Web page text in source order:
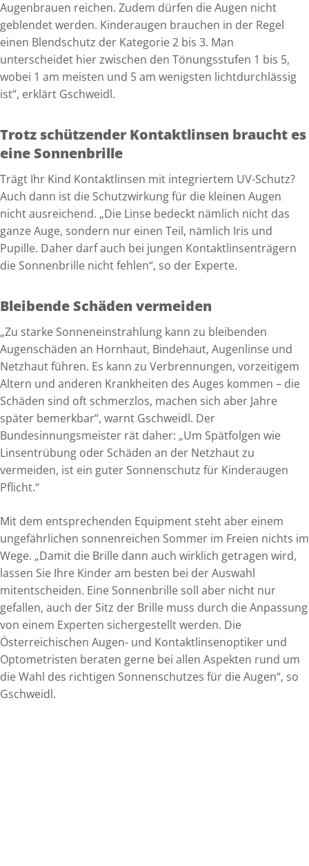
Augenbrauen reichen. Zudem dürfen die Augen nicht
geblendet werden. Kinderaugen brauchen in der Regel
einen Blendschutz der Kategorie 2 bis 3. Man
unterscheidet hier zwischen den Tönungsstufen 1 bis 5,
wobei 1 am meisten und 5 am wenigsten lichtdurchlässig
ist“, erklärt Gschweidl.
Trotz schützender Kontaktlinsen braucht es
eine Sonnenbrille
Trägt Ihr Kind Kontaktlinsen mit integriertem UV-Schutz?
Auch dann ist die Schutzwirkung für die kleinen Augen
nicht ausreichend. „Die Linse bedeckt nämlich nicht das
ganze Auge, sondern nur einen Teil, nämlich Iris und
Pupille. Daher darf auch bei jungen Kontaktlinsenträgern
die Sonnenbrille nicht fehlen“, so der Experte.
Bleibende Schäden vermeiden
„Zu starke Sonneneinstrahlung kann zu bleibenden
Augenschäden an Hornhaut, Bindehaut, Augenlinse und
Netzhaut führen. Es kann zu Verbrennungen, vorzeitigem
Altern und anderen Krankheiten des Auges kommen – die
Schäden sind oft schmerzlos, machen sich aber Jahre
später bemerkbar“, warnt Gschweidl. Der
Bundesinnungsmeister rät daher: „Um Spätfolgen wie
Linsentrübung oder Schäden an der Netzhaut zu
vermeiden, ist ein guter Sonnenschutz für Kinderaugen
Pflicht.“
Mit dem entsprechenden Equipment steht aber einem
ungefährlichen sonnenreichen Sommer im Freien nichts im
Wege. „Damit die Brille dann auch wirklich getragen wird,
lassen Sie Ihre Kinder am besten bei der Auswahl
mitentscheiden. Eine Sonnenbrille soll aber nicht nur
gefallen, auch der Sitz der Brille muss durch die Anpassung
von einem Experten sichergestellt werden. Die
Österreichischen Augen- und Kontaktlinsenoptiker und
Optometristen beraten gerne bei allen Aspekten rund um
die Wahl des richtigen Sonnenschutzes für die Augen“, so
Gschweidl.